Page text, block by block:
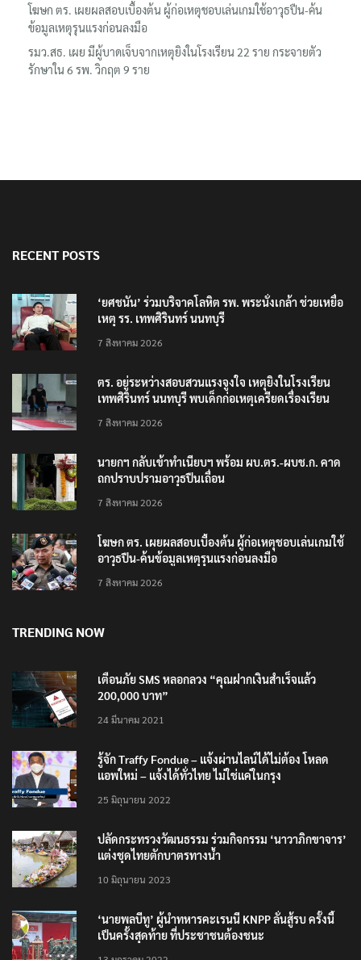
โฆษก ตร. เผยผลสอบเบื้องต้น ผู้ก่อเหตุชอบเล่นเกมใช้อาวุธปืน-ค้น
ข้อมูลเหตุรุนแรงก่อนลงมือ
รมว.สธ. เผย มีผู้บาดเจ็บจากเหตุยิงในโรงเรียน 22 ราย กระจายตัว
รักษาใน 6 รพ. วิกฤต 9 ราย
RECENT POSTS
‘ยศชนัน’ ร่วมบริจาคโลหิต รพ. พระนั่งเกล้า ช่วยเหยื่อ
เหตุ รร. เทพศิรินทร์ นนทบุรี
7 สิงหาคม 2026
ตร. อยู่ระหว่างสอบสวนแรงจูงใจ เหตุยิงในโรงเรียน
เทพศิรินทร์ นนทบุรี พบเด็กก่อเหตุเครียดเรื่องเรียน
7 สิงหาคม 2026
นายกฯ กลับเข้าทำเนียบฯ พร้อม ผบ.ตร.-ผบช.ก. คาด
ถกปราบปรามอาวุธปืนเถื่อน
7 สิงหาคม 2026
โฆษก ตร. เผยผลสอบเบื้องต้น ผู้ก่อเหตุชอบเล่นเกมใช้
อาวุธปืน-ค้นข้อมูลเหตุรุนแรงก่อนลงมือ
7 สิงหาคม 2026
TRENDING NOW
เตือนภัย SMS หลอกลวง “คุณฝากเงินสำเร็จแล้ว
200,000 บาท”
24 มีนาคม 2021
รู้จัก Traffy Fondue – แจ้งผ่านไลน์ได้ไม่ต้อง โหลด
แอพใหม่ – แจ้งได้ทั่วไทย ไม่ใช่แค่ในกรุง
25 มิถุนายน 2022
ปลัดกระทรวงวัฒนธรรม ร่วมกิจกรรม ‘นาวาภิกขาจาร’
แต่งชุดไทยตักบาตรทางน้ำ
10 มิถุนายน 2023
‘นายพลบีทู’ ผู้นำทหารคะเรนนี KNPP ลั่นสู้รบ ครั้งนี้
เป็นครั้งสุดท้าย ที่ประชาชนต้องชนะ